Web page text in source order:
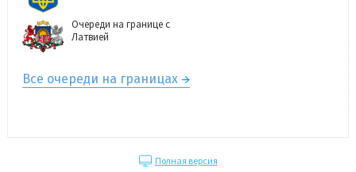
Очереди на границе с
Латвией
Все очереди на границах
Полная версия